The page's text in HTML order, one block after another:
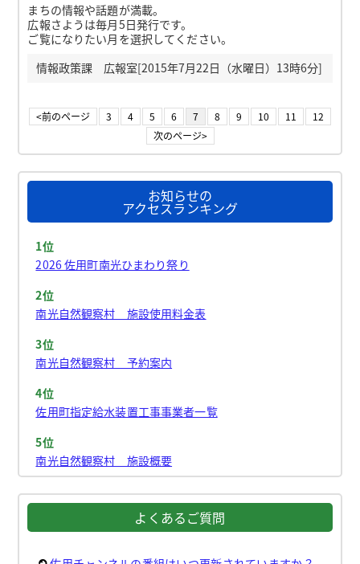
まちの情報や話題が満載。
広報さようは毎月5日発行です。
ご覧になりたい月を選択してください。
情報政策課 広報室[2015年7月22日（水曜日）13時6分]
<前のページ 3 4 5 6 7 8 9 10 11
12
次のページ>
お知らせの
アクセスランキング
1位
2026 佐用町南光ひまわり祭り
2位
南光自然観察村 施設使用料金表
3位
南光自然観察村 予約案内
4位
佐用町指定給水装置工事事業者一覧
5位
南光自然観察村 施設概要
よくあるご質問